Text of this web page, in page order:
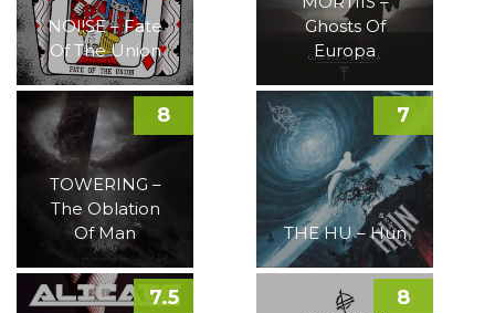
NOI!SE – Fate
Of The Union
Ghosts Of
Europa
TOWERING –
The Oblation
Of Man
8
THE HU – Hun
7
7.5 8